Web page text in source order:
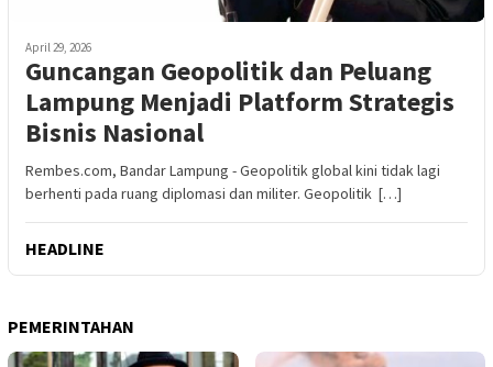
April 29, 2026
Guncangan Geopolitik dan Peluang
Lampung Menjadi Platform Strategis
Bisnis Nasional
Rembes.com, Bandar Lampung - Geopolitik global kini tidak lagi
berhenti pada ruang diplomasi dan militer. Geopolitik […]
HEADLINE
PEMERINTAHAN